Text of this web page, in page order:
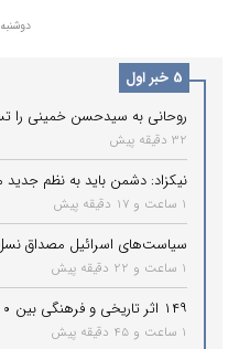
دوشنبه 27 بهمن
5 خبر اول
روحانی به سیدحسن خمینی را
32 دقیقه پیش
نیکزاد: دشمن باید به نظم
1 ساعت و 17 دقیقه پیش
سیاست‌های اسرائیل مصداق
1 ساعت و 22 دقیقه پیش
۱۴۹ اثر تاریخی و فرهنگی بین ۱۰ تا ۹۰ درصد آسیب دیده‌اند
1 ساعت و 45 دقیقه پیش